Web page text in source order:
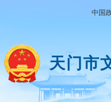
中国
天门市